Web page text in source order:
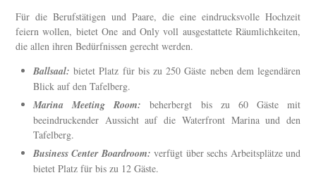
Für die Berufstätigen und Paare, die eine eindrucksvolle Hochzeit
feiern wollen, bietet One and Only voll ausgestattete Räumlichkeiten,
die allen ihren Bedürfnissen gerecht werden.
Ballsaal: bietet Platz für bis zu 250 Gäste neben dem legendären
Blick auf den Tafelberg.
Marina Meeting Room: beherbergt bis zu 60 Gäste mit
beeindruckender Aussicht auf die Waterfront Marina und den
Tafelberg.
Business Center Boardroom: verfügt über sechs Arbeitsplätze und
bietet Platz für bis zu 12 Gäste.